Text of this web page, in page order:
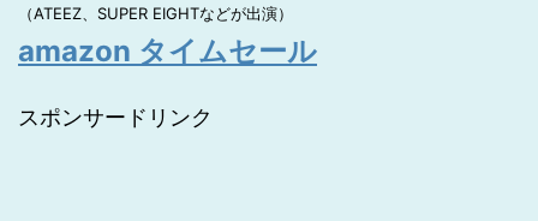
（ATEEZ、SUPER EIGHTなどが出演）
amazon タイムセール
スポンサードリンク